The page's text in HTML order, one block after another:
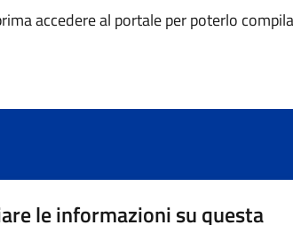
accedere al portale per poterlo
le informazioni su questa